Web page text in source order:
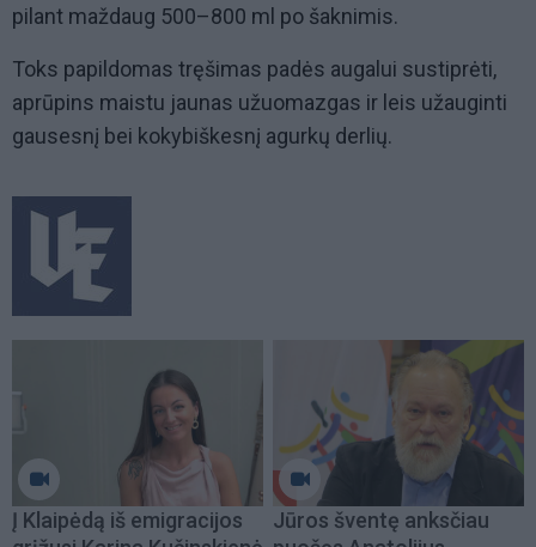
pilant maždaug 500–800 ml po šaknimis.
Toks papildomas tręšimas padės augalui sustiprėti,
aprūpins maistu jaunas užuomazgas ir leis užauginti
gausesnį bei kokybiškesnį agurkų derlių.
Į Klaipėdą iš emigracijos
Jūros šventę anksčiau